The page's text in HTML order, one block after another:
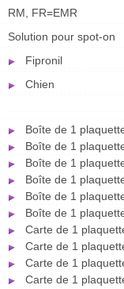
RM, FR=EMR
Solution pour spot-on
Fipronil
Chien
Boîte de 1
Boîte de 1
Boîte de 1
Boîte de 1
Boîte de 1
Boîte de 1
Carte de 1
Carte de 1
Carte de 1
Carte de 1